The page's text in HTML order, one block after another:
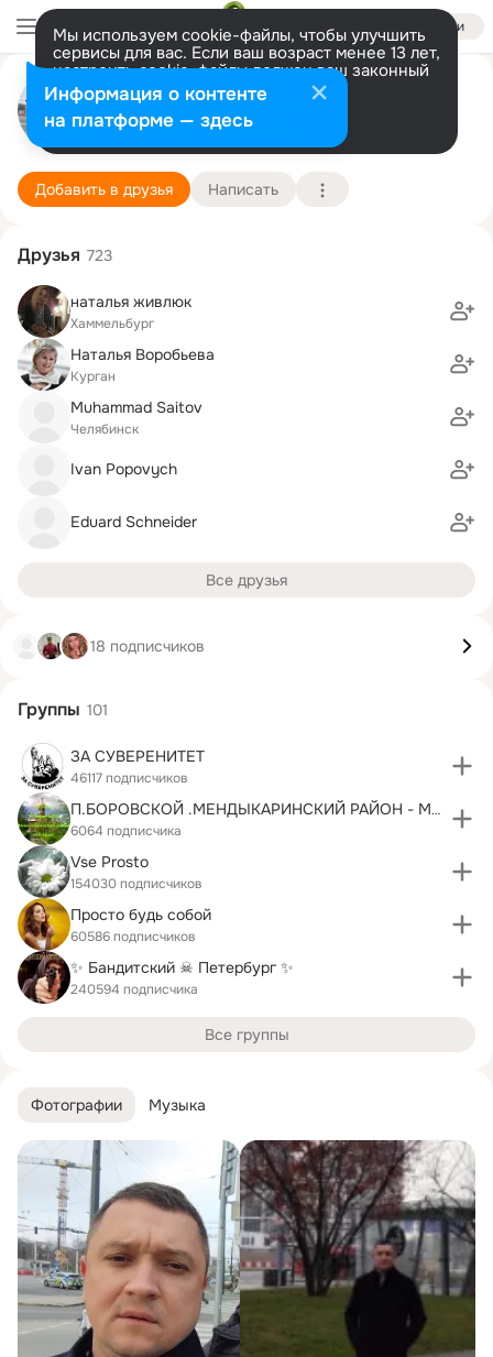
Войти
Мы используем cookie-файлы, чтобы улучшить
сервисы для вас. Если ваш возраст менее 13 лет,
настроить cookie-файлы должен ваш законный
представитель. Больше информации
Разрешить все Настроить
Mykhail Bukovetskyi
Хуст 8 июня (41 год)
Подробнее
Добавить в друзья Написать
Фотографии Музыка
Друзья 723
наталья живлюк
Хаммельбург
Наталья Воробьева
Курган
Muhammad Saitov
Челябинск
Ivan Popovych
Eduard Schneider
Все друзья
18 подписчиков
Группы 101
ЗА СУВЕРЕНИТЕТ
46117 подписчиков
П.БОРОВСКОЙ .МЕНДЫКАРИНСКИЙ РАЙОН - МОЙ КРАЙ
6064 подписчика
Vse Prosto
154030 подписчиков
Просто будь собой
60586 подписчиков
✨ Бандитский ☠ Петербург ✨
240594 подписчика
Все группы
Информация о контенте
на платформе — здесь